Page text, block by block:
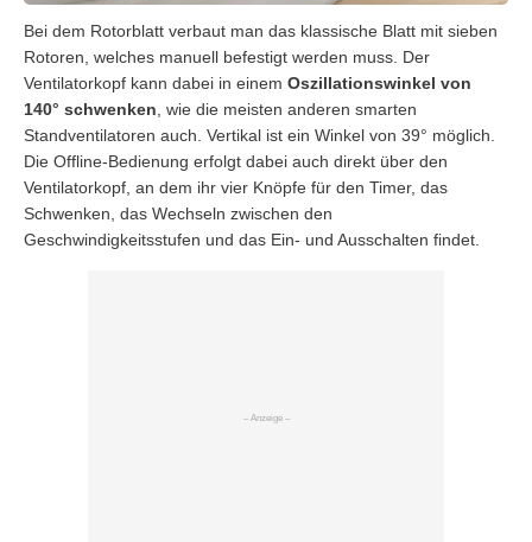
Bei dem Rotorblatt verbaut man das klassische Blatt mit sieben
Rotoren, welches manuell befestigt werden muss. Der
Ventilatorkopf kann dabei in einem Oszillationswinkel von
140° schwenken, wie die meisten anderen smarten
Standventilatoren auch. Vertikal ist ein Winkel von 39° möglich.
Die Offline-Bedienung erfolgt dabei auch direkt über den
Ventilatorkopf, an dem ihr vier Knöpfe für den Timer, das
Schwenken, das Wechseln zwischen den
Geschwindigkeitsstufen und das Ein- und Ausschalten findet.